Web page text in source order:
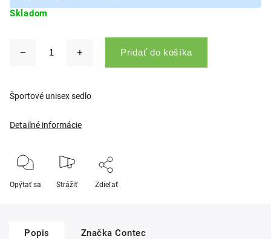
Skladom
Pridať do košíka
Športové unisex sedlo
Detailné informácie
Opýtať sa Strážiť Zdieľať
Popis Značka Contec